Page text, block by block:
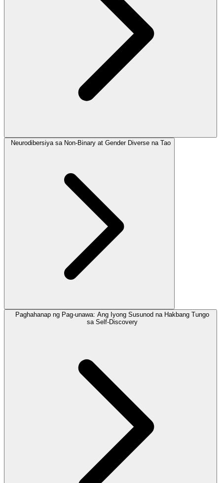
Neurodibersiya sa Non-Binary at Gender Diverse na Tao
Paghahanap ng Pag-unawa: Ang Iyong Susunod na Hakbang Tungo
sa Self-Discovery